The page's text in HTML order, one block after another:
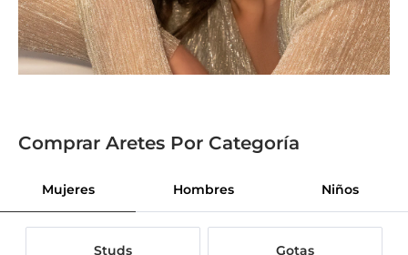
Comprar Aretes Por Categoría
Mujeres Hombres Niños
Studs Gotas